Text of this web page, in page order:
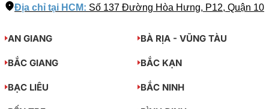
Địa chỉ tại HCM: Số 137 Đường Hòa Hưng, P12, Quận 10
AN GIANG BÀ RỊA - VŨNG TÀU
BẮC GIANG BẮC KẠN
BẠC LIÊU BẮC NINH